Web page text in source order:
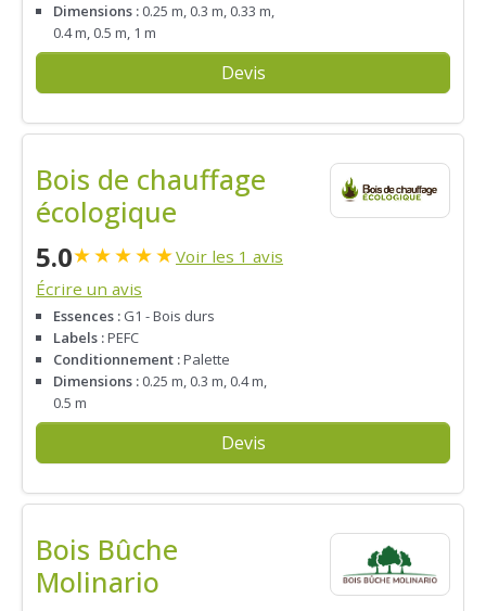
Dimensions : 0.25 m, 0.3 m, 0.33 m,
0.4 m, 0.5 m, 1 m
Devis
Bois de chauffage
écologique
5.0★★★★★Voir les 1 avis
Écrire un avis
Essences : G1 - Bois durs
Labels :PEFC
Conditionnement :Palette
Dimensions : 0.25 m, 0.3 m, 0.4 m,
0.5 m
Devis
Bois Bûche
Molinario